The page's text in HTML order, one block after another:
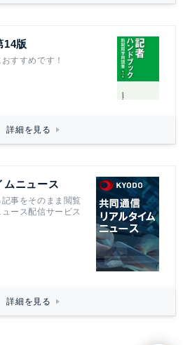
14版
すすめです！
詳細を見る
ムニュース
事をそのまま閲覧
ース配信サービス
詳細を見る